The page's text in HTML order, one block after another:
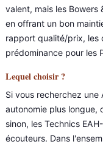
valent, mais les Bowers
en offrant un bon
rapport qualité/prix, les
prédominance pour les
Lequel choisir ?
Si vous recherchez
autonomie plus longue,
sinon, les Technics
écouteurs. Dans